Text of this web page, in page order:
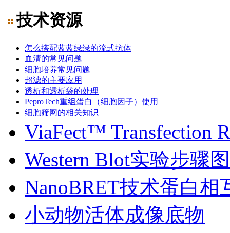
技术资源
怎么搭配蓝蓝绿绿的流式抗体
血清的常见问题
细胞培养常见问题
超滤的主要应用
透析和透析袋的处理
PeproTech重组蛋白（细胞因子）使用
细胞筛网的相关知识
ViaFect™ Transfection
Western Blot实验步骤
NanoBRET技术蛋白相
小动物活体成像底物